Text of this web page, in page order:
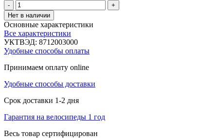
-
+
Нет в наличии
Основные характеристики
Все характеристики
УКТВЭД: 8712003000
Удобные способы оплаты
Принимаем оплату online
Удобные способы доставки
Срок доставки 1-2 дня
Гарантия на велосипеды 1 год
Весь товар сертифицирован